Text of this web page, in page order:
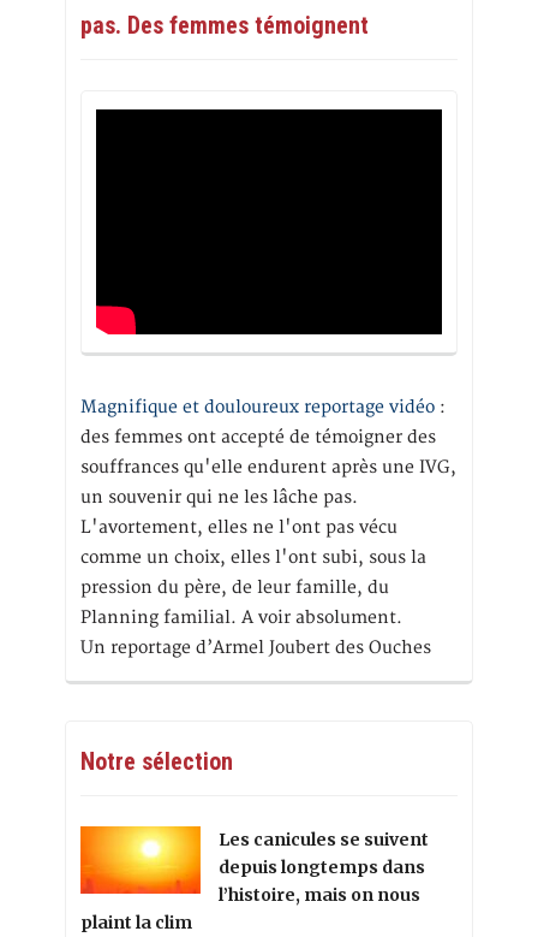
pas. Des femmes témoignent
Magnifique et douloureux reportage vidéo :
des femmes ont accepté de témoigner des
souffrances qu'elle endurent après une IVG,
un souvenir qui ne les lâche pas.
L'avortement, elles ne l'ont pas vécu
comme un choix, elles l'ont subi, sous la
pression du père, de leur famille, du
Planning familial. A voir absolument.
Un reportage d’Armel Joubert des Ouches
Notre sélection
Les canicules se suivent
depuis longtemps dans
l’histoire, mais on nous
plaint la clim